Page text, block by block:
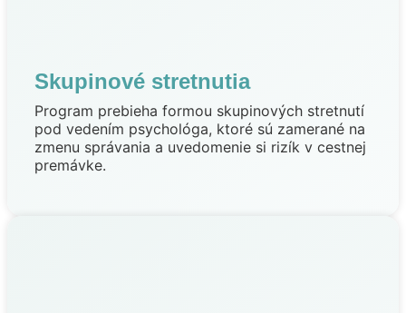
Skupinové stretnutia
Program prebieha formou skupinových stretnutí
pod vedením psychológa, ktoré sú zamerané na
zmenu správania a uvedomenie si rizík v cestnej
premávke.